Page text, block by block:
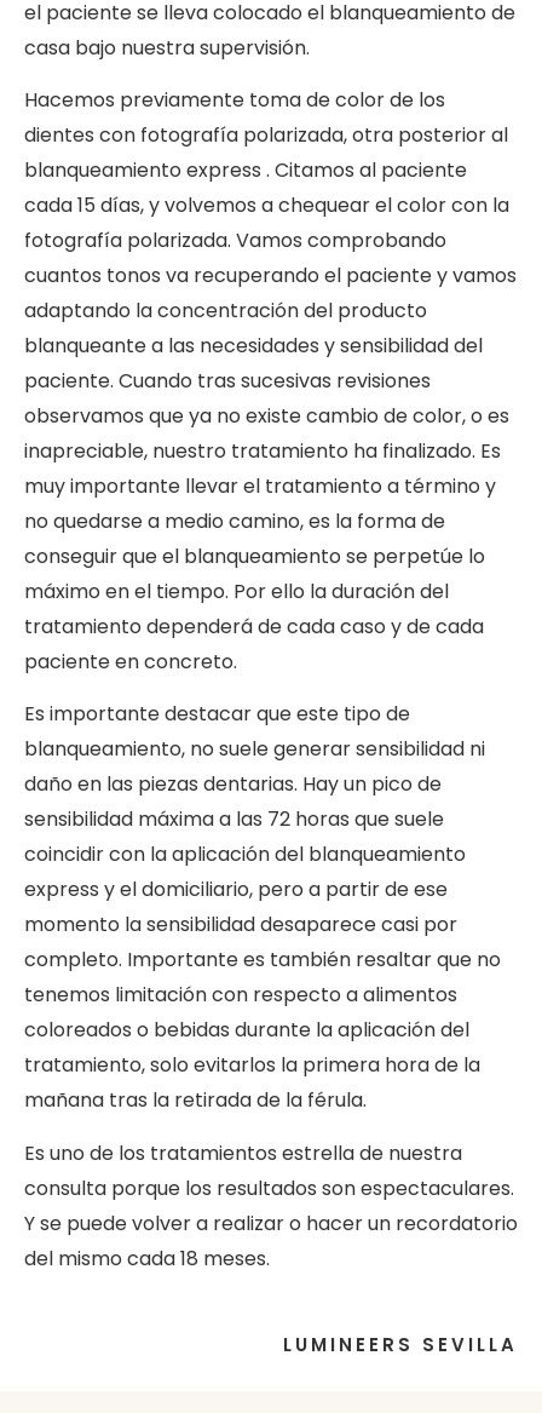
el paciente se lleva colocado el blanqueamiento de
casa bajo nuestra supervisión.
Hacemos previamente toma de color de los
dientes con fotografía polarizada, otra posterior al
blanqueamiento express . Citamos al paciente
cada 15 días, y volvemos a chequear el color con la
fotografía polarizada. Vamos comprobando
cuantos tonos va recuperando el paciente y vamos
adaptando la concentración del producto
blanqueante a las necesidades y sensibilidad del
paciente. Cuando tras sucesivas revisiones
observamos que ya no existe cambio de color, o es
inapreciable, nuestro tratamiento ha finalizado. Es
muy importante llevar el tratamiento a término y
no quedarse a medio camino, es la forma de
conseguir que el blanqueamiento se perpetúe lo
máximo en el tiempo. Por ello la duración del
tratamiento dependerá de cada caso y de cada
paciente en concreto.
Es importante destacar que este tipo de
blanqueamiento, no suele generar sensibilidad ni
daño en las piezas dentarias. Hay un pico de
sensibilidad máxima a las 72 horas que suele
coincidir con la aplicación del blanqueamiento
express y el domiciliario, pero a partir de ese
momento la sensibilidad desaparece casi por
completo. Importante es también resaltar que no
tenemos limitación con respecto a alimentos
coloreados o bebidas durante la aplicación del
tratamiento, solo evitarlos la primera hora de la
mañana tras la retirada de la férula.
Es uno de los tratamientos estrella de nuestra
consulta porque los resultados son espectaculares.
Y se puede volver a realizar o hacer un recordatorio
del mismo cada 18 meses.
LUMINEERS SEVILLA